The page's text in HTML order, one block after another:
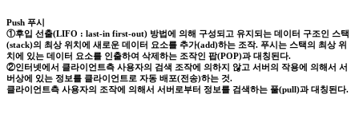
Push 푸시
①후입 선출(LIFO : last-in first-out) 방법에 의해 구성되고 유지되는 데이터 구조인 스택
(stack)의 최상 위치에 새로운 데이터 요소를 추가(add)하는 조작. 푸시는 스택의 최상 위
치에 있는 데이터 요소를 인출하여 삭제하는 조작인 팝(POP)과 대칭된다.
②인터넷에서 클라이언트측 사용자의 검색 조작에 의하지 않고 서버의 작용에 의해서 서
버상에 있는 정보를 클라이언트로 자동 배포(전송)하는 것.
클라이언트측 사용자의 조작에 의해서 서버로부터 정보를 검색하는 풀(pull)과 대칭된다.